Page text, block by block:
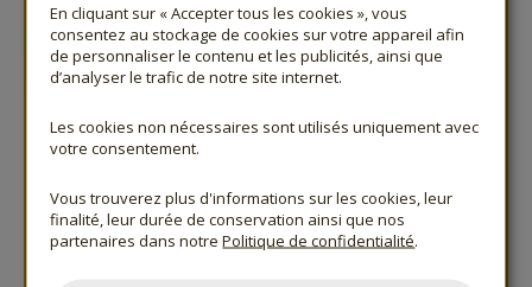
En cliquant sur « Accepter tous les cookies », vous
consentez au stockage de cookies sur votre appareil afin
de personnaliser le contenu et les publicités, ainsi que
d’analyser le trafic de notre site internet.
Les cookies non nécessaires sont utilisés uniquement avec
votre consentement.
Vous trouverez plus d'informations sur les cookies, leur
finalité, leur durée de conservation ainsi que nos
partenaires dans notrePolitique de confidentialité.